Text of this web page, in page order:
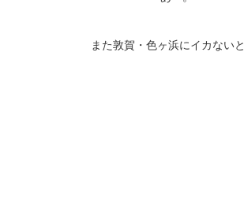
また敦賀・色ヶ浜にイカないと